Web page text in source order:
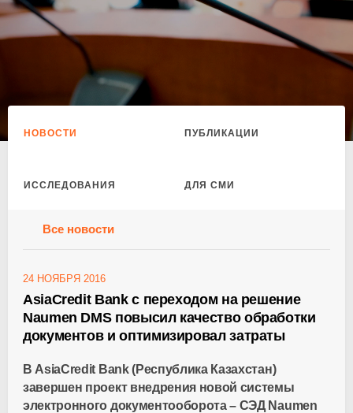
НОВОСТИ ПУБЛИКАЦИИ
ИССЛЕДОВАНИЯ ДЛЯ СМИ
Все новости
24 НОЯБРЯ 2016
AsiaCredit Bank с переходом на решение
Naumen DMS повысил качество обработки
документов и оптимизировал затраты
В AsiaCredit Bank (Республика Казахстан)
завершен проект внедрения новой системы
электронного документооборота – СЭД Naumen